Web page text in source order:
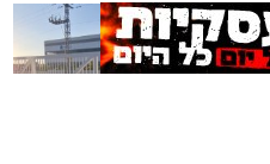
באופן ישיר על איכות
ועל התחושה הכללית